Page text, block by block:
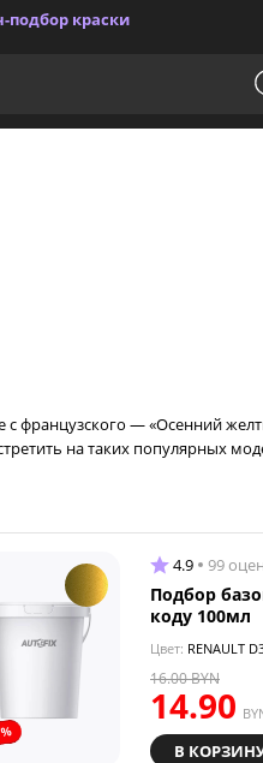
подбор краски
с французского — «Осенний
на таких популярных
4.9 99
Подбор
коду 100мл
Цвет: RENAULT
14.90
16.00BYN
В